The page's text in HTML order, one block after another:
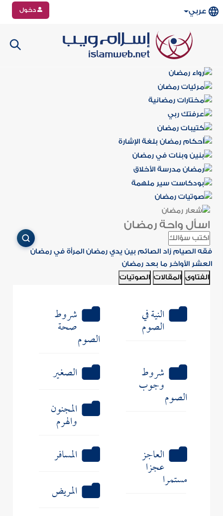
عربي دخول
اسأل واحة رمضان
فقه الصيام زاد الصائم بين يدي رمضان المرأة في رمضان
العشر الأواخر ما بعد رمضان
الفتاوى المقالات الصوتيات
النية في
الصوم
شروط
صحة
الصوم
شروط
وجوب
الصوم
الصغير
المجنون
والهرم
العاجز
عجزا
مستمرا
المسافر
المريض